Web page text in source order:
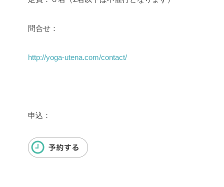
問合せ：
http://yoga-utena.com/contact/
申込：